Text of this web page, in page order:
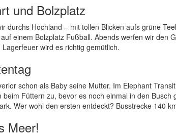
und Bolzplatz
durchs Hochland – mit tollen Blicken aufs grüne
einem Bolzplatz Fußball. Abends werfen wir den
wird es richtig gemütlich.
schon als Baby seine Mutter. Im Elephant
beim Füttern zu, bevor es noch einmal in den
Wer wohl den ersten entdeckt? Busstrecke 140
Meer!